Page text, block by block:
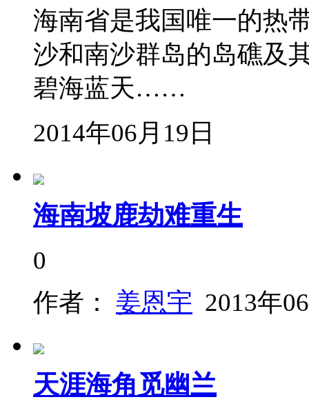
海南省是我国唯一的热
沙和南沙群岛的岛礁及
碧海蓝天……
2014年06月19日
海南坡鹿劫难重生
0
作者： 姜恩宇 2013年
天涯海角觅幽兰